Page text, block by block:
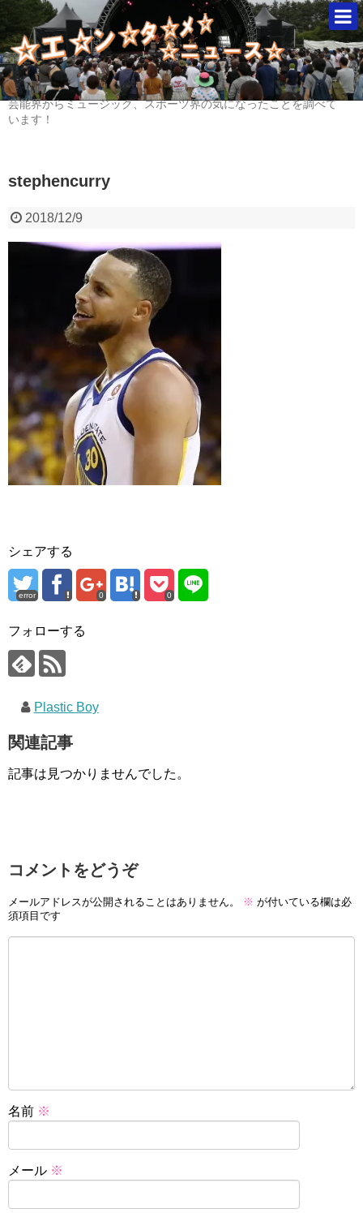
芸能界からミュージック、スポーツ界の気になったことを調べて
います！
stephencurry
2018/12/9
シェアする
error 0 0
フォローする
Plastic Boy
関連記事
記事は見つかりませんでした。
コメントをどうぞ
メールアドレスが公開されることはありません。 ※ が付いている欄は必
須項目です
名前 ※
メール ※